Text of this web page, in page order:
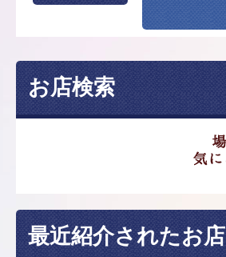
お店検索
最近紹介されたお店